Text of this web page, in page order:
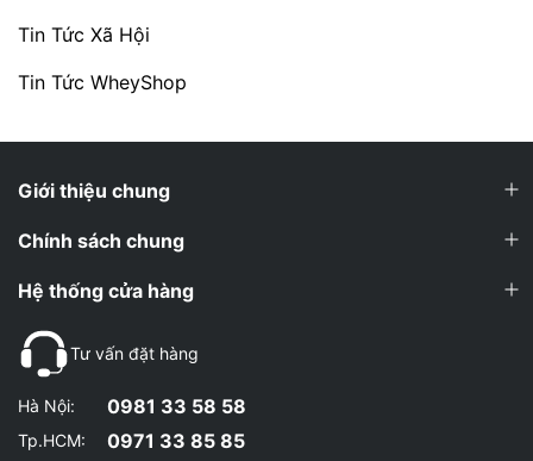
Tin Tức Xã Hội
Tin Tức WheyShop
Giới thiệu chung
Chính sách chung
Hệ thống cửa hàng
Tư vấn đặt hàng
Hà Nội: 0981 33 58 58
Tp.HCM: 0971 33 85 85